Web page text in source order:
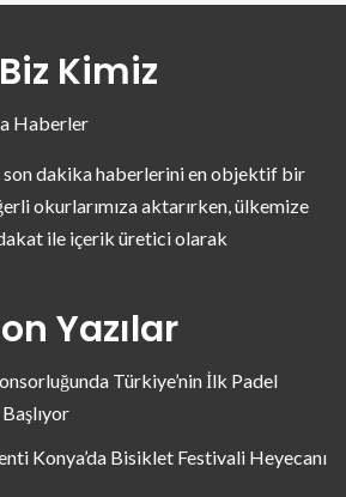
Biz Kimiz
Haberler
son dakika haberlerini en objektif bir
okurlarımıza aktarırken, ülkemize
ile içerik üretici olarak
Yazılar
Türkiye’nin İlk Padel
Konya’da Bisiklet Festivali Heyecanı